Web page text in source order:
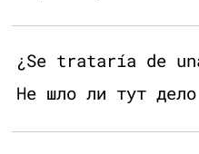
¿Se trataría de
Не шло ли тут